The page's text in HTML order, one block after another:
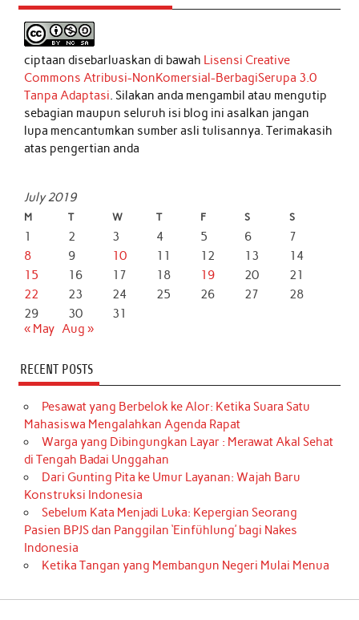
ciptaan disebarluaskan di bawah Lisensi Creative
Commons Atribusi-NonKomersial-BerbagiSerupa 3.0
Tanpa Adaptasi. Silakan anda mengambil atau mengutip
sebagian maupun seluruh isi blog ini asalkan jangan
lupa mencantumkan sumber asli tulisannya. Terimakasih
atas pengertian anda
July 2019
M T W T F S S
1 2 3 4 5 6
7
8
9 10 11 12 13
14
15
16 17 18 19 20
21
22
23 24 25 26 27
28
29
30
31
« May Aug »
RECENT POSTS
Pesawat yang Berbelok ke Alor: Ketika Suara Satu
Mahasiswa Mengalahkan Agenda Rapat
Warga yang Dibingungkan Layar : Merawat Akal Sehat
di Tengah Badai Unggahan
Dari Gunting Pita ke Umur Layanan: Wajah Baru
Konstruksi Indonesia
Sebelum Kata Menjadi Luka: Kepergian Seorang
Pasien BPJS dan Panggilan ‘Einfühlung’ bagi Nakes
Indonesia
Ketika Tangan yang Membangun Negeri Mulai Menua